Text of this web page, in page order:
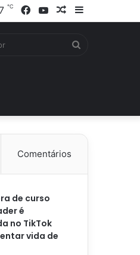
Barra
Artigo
YouTube
Facebook
℃
Comentários
de curso
é
no TikTok
vida de